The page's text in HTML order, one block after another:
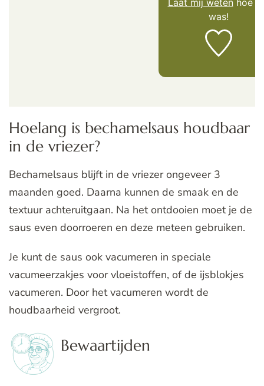
Laat mij wetenhoe
was!
Hoelang is bechamelsaus houdbaar
in de vriezer?
Bechamelsaus blijft in de vriezer ongeveer 3
maanden goed. Daarna kunnen de smaak en de
textuur achteruitgaan. Na het ontdooien moet je de
saus even doorroeren en deze meteen gebruiken.
Je kunt de saus ook vacumeren in speciale
vacumeerzakjes voor vloeistoffen, of de ijsblokjes
vacumeren. Door het vacumeren wordt de
houdbaarheid vergroot.
Bewaartijden